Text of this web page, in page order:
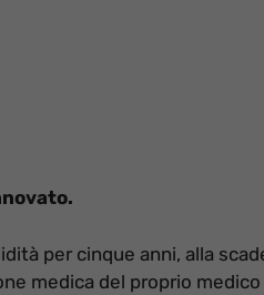
per cinque anni, alla
medica del proprio